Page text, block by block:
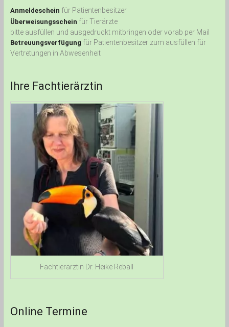
Anmeldeschein für Patientenbesitzer
Überweisungsschein für Tierärzte
bitte ausfüllen und ausgedruckt mitbringen oder vorab per Mail
Betreuungsverfügung für Patientenbesitzer zum ausfüllen für
Vertretungen in Abwesenheit
Ihre Fachtierärztin
Fachtierärztin Dr. Heike Reball
Online Termine